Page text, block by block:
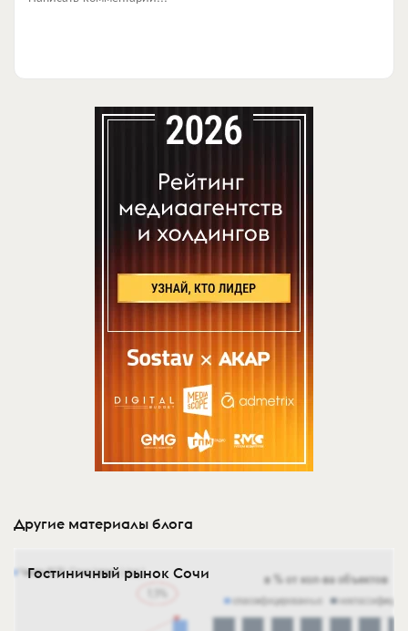
Другие материалы блога
Гостиничный рынок Сочи